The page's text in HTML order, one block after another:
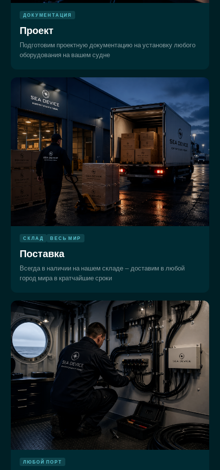
ДОКУМЕНТАЦИЯ
Проект
Подготовим проектную документацию на установку любого
оборудования на вашем судне
СКЛАД ВЕСЬ МИР
Поставка
Всегда в наличии на нашем складе — доставим в любой
город мира в кратчайшие сроки
ЛЮБОЙ ПОРТ